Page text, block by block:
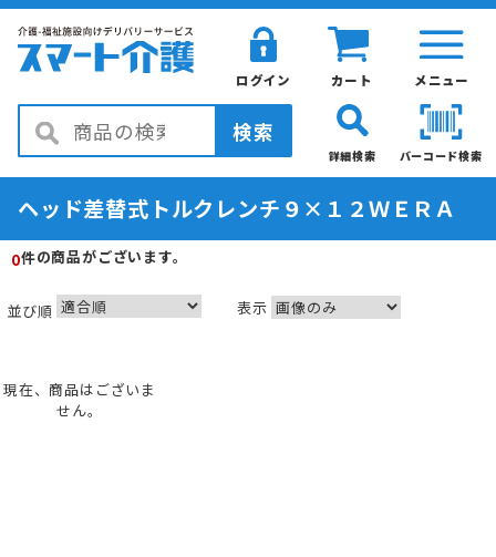
メニュー
カート
ログイン
検索
バーコード検索
詳細検索
ヘッド差替式トルクレンチ９×１２ＷＥＲＡ
0件の商品がございます。
並び順 表示
現在、商品はございま
せん。